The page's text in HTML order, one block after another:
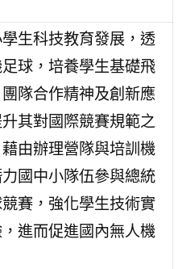
生科技教育發展，透
球，培養學生基礎飛
隊合作精神及創新應
其對國際競賽規範之
由辦理營隊與培訓機
國中小隊伍參與總統
賽，強化學生技術實
進而促進國內無人機